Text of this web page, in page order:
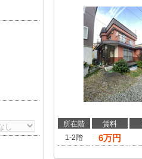
所在階 賃料
1-2階
6万円